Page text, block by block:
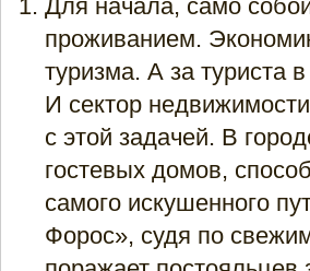
Для начала, само
проживанием.
туризма. А за туриста
И сектор
с этой задачей. В
гостевых домов,
самого искушенного
Форос», судя по